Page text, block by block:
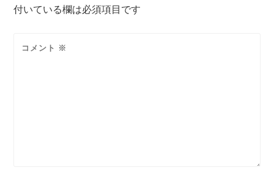
付いている欄は必須項目です
コメント ※